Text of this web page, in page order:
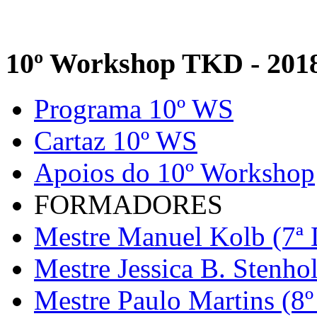
10º Workshop TKD -
Programa 10º WS
Cartaz 10º WS
Apoios do 10º Workshop
FORMADORES
Mestre Manuel Kolb (7ª
Mestre Jessica B.
Mestre Paulo Martins